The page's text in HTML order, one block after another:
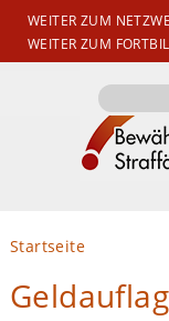
WEITER ZUM
WEITER ZUM
Suchformular
Suche
Sie sind hier
Startseite